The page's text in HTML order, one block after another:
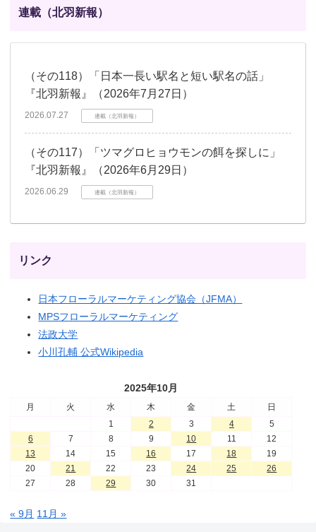
連載（北羽新報）
（その118）「日本一長い駅名と短い駅名の話」
『北羽新報』（2026年7月27日）
2026.07.27 連載（北羽新報）
（その117）「ツマグロヒョウモンの餌を探しに」
『北羽新報』（2026年6月29日）
2026.06.29 連載（北羽新報）
リンク
日本フローラルマーケティング協会（JFMA）
MPSフローラルマーケティング
法政大学
小川孔輔 公式Wikipedia
2025年10月
月 火 水 木 金 土
日
1
2 3 4
5
6
7 8 9 10 11
12
13
14 15 16 17 18
19
20
21 22 23 24 25
26
27
28 29 30 31
« 9月 11月 »